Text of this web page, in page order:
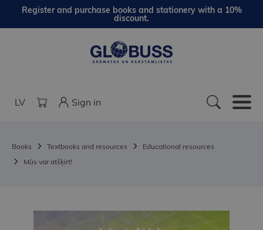
Register and purchase books and stationery with a 10%
discount.
LV Sign in
Books Textbooks and resources
Educational resources
Mūs var atšķirt!